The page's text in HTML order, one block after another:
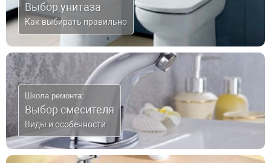
Выбор унитаза
Как выбирать правильно
Школа ремонта:
Выбор смесителя
Виды и особенности